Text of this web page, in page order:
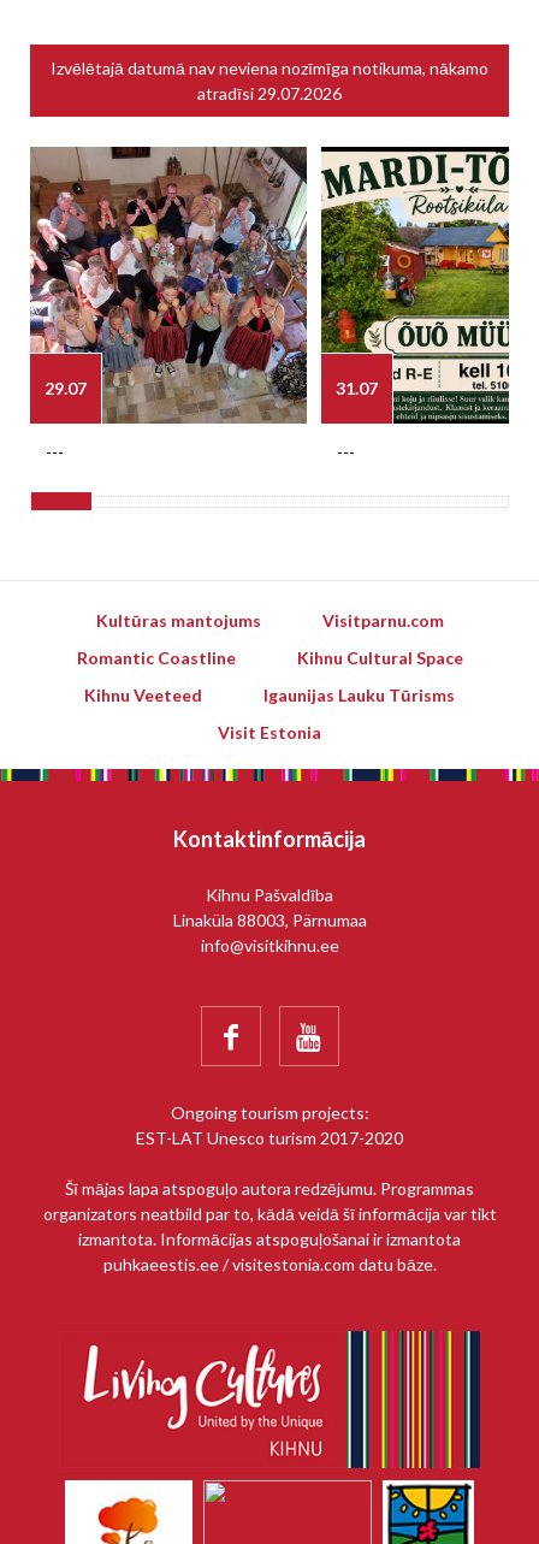
Izvēlētajā datumā nav neviena nozīmīga notikuma, nākamo
atradīsi 29.07.2026
29.07
---
31.07
---
Kultūras mantojums
Visitparnu.com
Romantic Coastline
Kihnu Cultural Space
Kihnu Veeteed
Igaunijas Lauku Tūrisms
Visit Estonia
Kontaktinformācija
Kihnu Pašvaldība
Linaküla 88003, Pärnumaa
info@visitkihnu.ee
 
Ongoing tourism projects:
EST-LAT Unesco turism 2017-2020
Šī mājas lapa atspoguļo autora redzējumu. Programmas
organizators neatbild par to, kādā veidā šī informācija var tikt
izmantota. Informācijas atspoguļošanai ir izmantota
puhkaeestis.ee / visitestonia.com datu bāze.